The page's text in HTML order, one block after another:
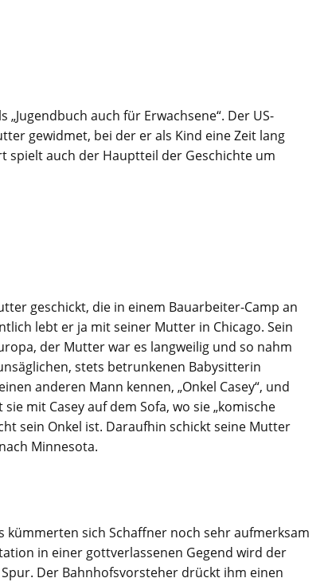
„Jugendbuch auch für Erwachsene“. Der US-
gewidmet, bei der er als Kind eine Zeit lang
spielt auch der Hauptteil der Geschichte um
geschickt, die in einem Bauarbeiter-Camp an
lebt er ja mit seiner Mutter in Chicago. Sein
der Mutter war es langweilig und so nahm
stets betrunkenen Babysitterin
anderen Mann kennen, „Onkel Casey“, und
mit Casey auf dem Sofa, wo sie „komische
sein Onkel ist. Daraufhin schickt seine Mutter
Minnesota.
kümmerten sich Schaffner noch sehr aufmerksam
in einer gottverlassenen Gegend wird der
Der Bahnhofsvorsteher drückt ihm einen